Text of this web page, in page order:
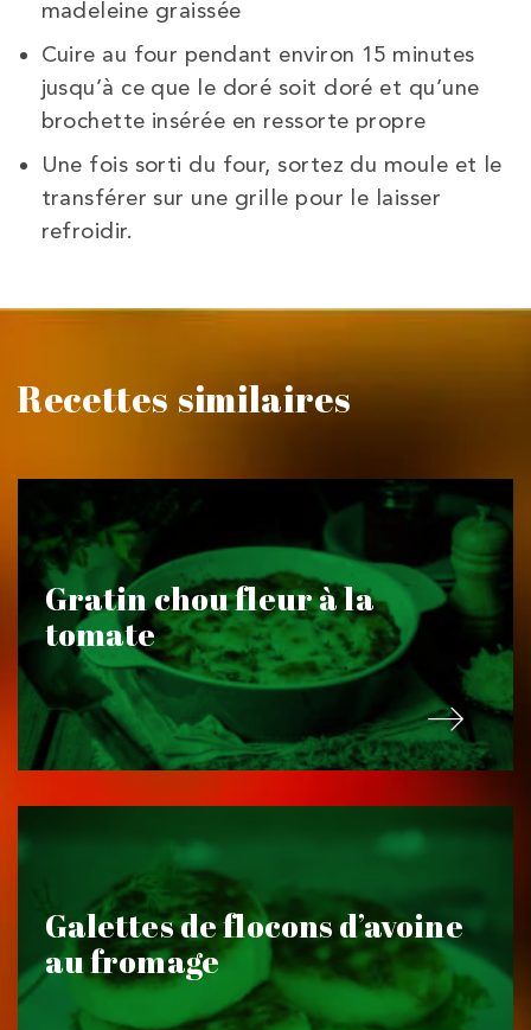
madeleine graissée
Cuire au four pendant environ 15 minutes
jusqu’à ce que le doré soit doré et qu’une
brochette insérée en ressorte propre
Une fois sorti du four, sortez du moule et le
transférer sur une grille pour le laisser
refroidir.
Recettes similaires
Gratin chou fleur à la
tomate
Galettes de flocons d’avoine
au fromage